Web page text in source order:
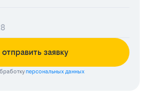
отправить заявку
персональных данных